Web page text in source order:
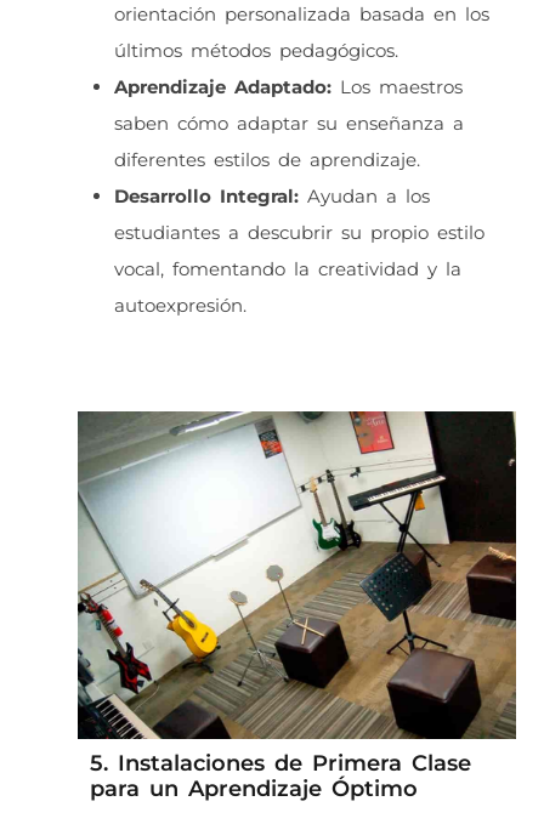
orientación personalizada basada en los
últimos métodos pedagógicos.
Aprendizaje Adaptado:Los maestros
saben cómo adaptar su enseñanza a
diferentes estilos de aprendizaje.
Desarrollo Integral:Ayudan a los
estudiantes a descubrir su propio estilo
vocal, fomentando la creatividad y la
autoexpresión.
5. Instalaciones de Primera Clase
para un Aprendizaje Óptimo